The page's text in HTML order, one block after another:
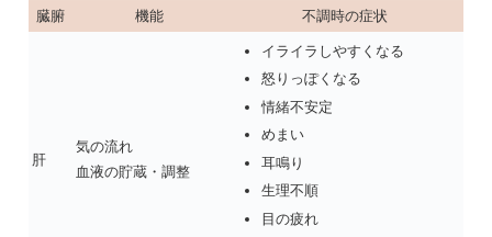
臓腑 機能 不調時の症状
肝
気の流れ
血液の貯蔵・調整
イライラしやすくなる
怒りっぽくなる
情緒不安定
めまい
耳鳴り
生理不順
目の疲れ